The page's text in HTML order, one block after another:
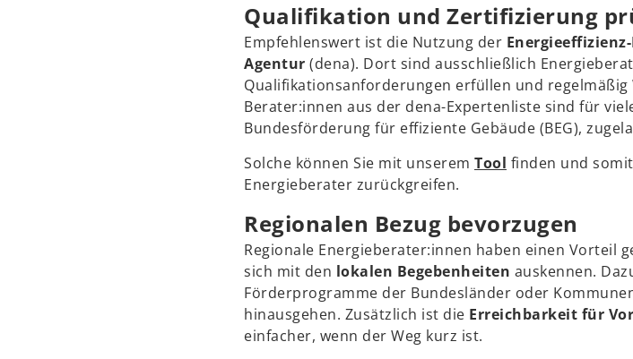
Qualifikation und Zertifizierung
Empfehlenswert ist die Nutzung der
Agentur (dena). Dort sind ausschließlich
Qualifikationsanforderungen erfüllen und
Berater:innen aus der dena-Expertenliste sind für
Bundesförderung für effiziente Gebäude (BEG),
Solche können Sie mit unserem Tool finden und
Energieberater zurückgreifen.
Regionalen Bezug bevorzugen
Regionale Energieberater:innen haben einen Vorteil
sich mit den lokalen Begebenheiten auskennen.
Förderprogramme der Bundesländer oder
hinausgehen. Zusätzlich ist die Erreichbarkeit für
einfacher, wenn der Weg kurz ist.